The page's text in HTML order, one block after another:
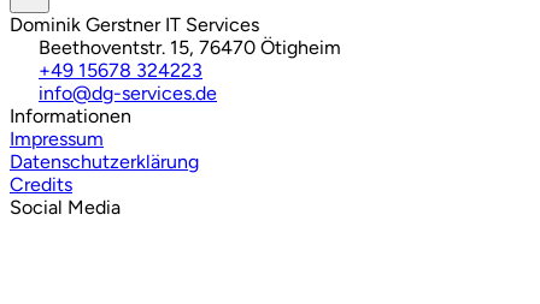
Dominik Gerstner IT Services
Beethoventstr. 15, 76470 Ötigheim
+49 15678 324223
info@dg-services.de
Informationen
Impressum
Datenschutzerklärung
Credits
Social Media